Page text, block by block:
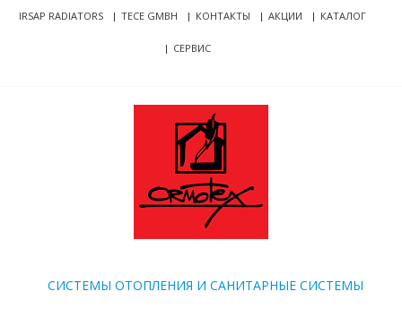
Skip
SkipIRSAP RADIATORS TECE GMBH КОНТАКТЫ АКЦИИ КАТАЛОГ
СЕРВИС
CИСТЕМЫ ОТОПЛЕНИЯ И САНИТАРНЫЕ СИСТЕМЫ